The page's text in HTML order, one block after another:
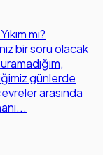
mı?
bir soru olacak
günlerde
arasında